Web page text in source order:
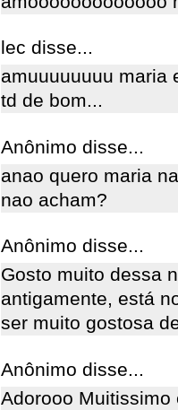
lec disse...
amuuuuuuuu maria
td de bom...
Anônimo disse...
anao quero maria
nao acham?
Anônimo disse...
Gosto muito dessa
antigamente, está
ser muito gostosa
Anônimo disse...
Adorooo Muitissimo